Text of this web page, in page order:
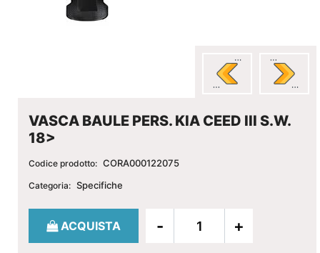
VASCA BAULE PERS. KIA CEED III S.W.
18>
Codice prodotto: CORA000122075
Categoria: Specifiche
Quantità
ACQUISTA